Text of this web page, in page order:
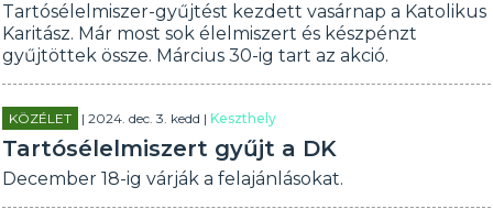
Tartósélelmiszer-gyűjtést kezdett vasárnap a Katolikus
Karitász. Már most sok élelmiszert és készpénzt
gyűjtöttek össze. Március 30-ig tart az akció.
KÖZÉLET | 2024. dec. 3. kedd |Keszthely
Tartósélelmiszert gyűjt a DK
December 18-ig várják a felajánlásokat.